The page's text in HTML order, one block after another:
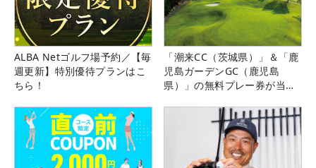
ALBA Netゴルフ場予約／【毎
週更新】特別優待プランはこ
ちら！
「潮来CC（茨城県）」＆「鹿
児島ガーデンGC（鹿児島
県）」の無料プレー券が当た